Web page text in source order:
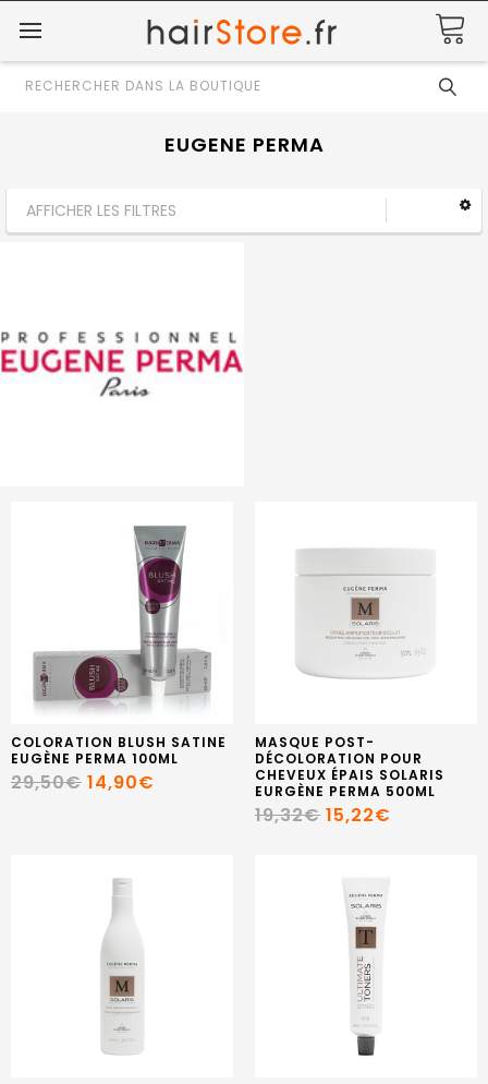
Rechercher
EUGENE PERMA
AFFICHER LES FILTRES
COLORATION BLUSH SATINE
EUGÈNE PERMA 100ML
29,50€ 14,90€
MASQUE POST-
DÉCOLORATION POUR
CHEVEUX ÉPAIS SOLARIS
EURGÈNE PERMA 500ML
19,32€ 15,22€